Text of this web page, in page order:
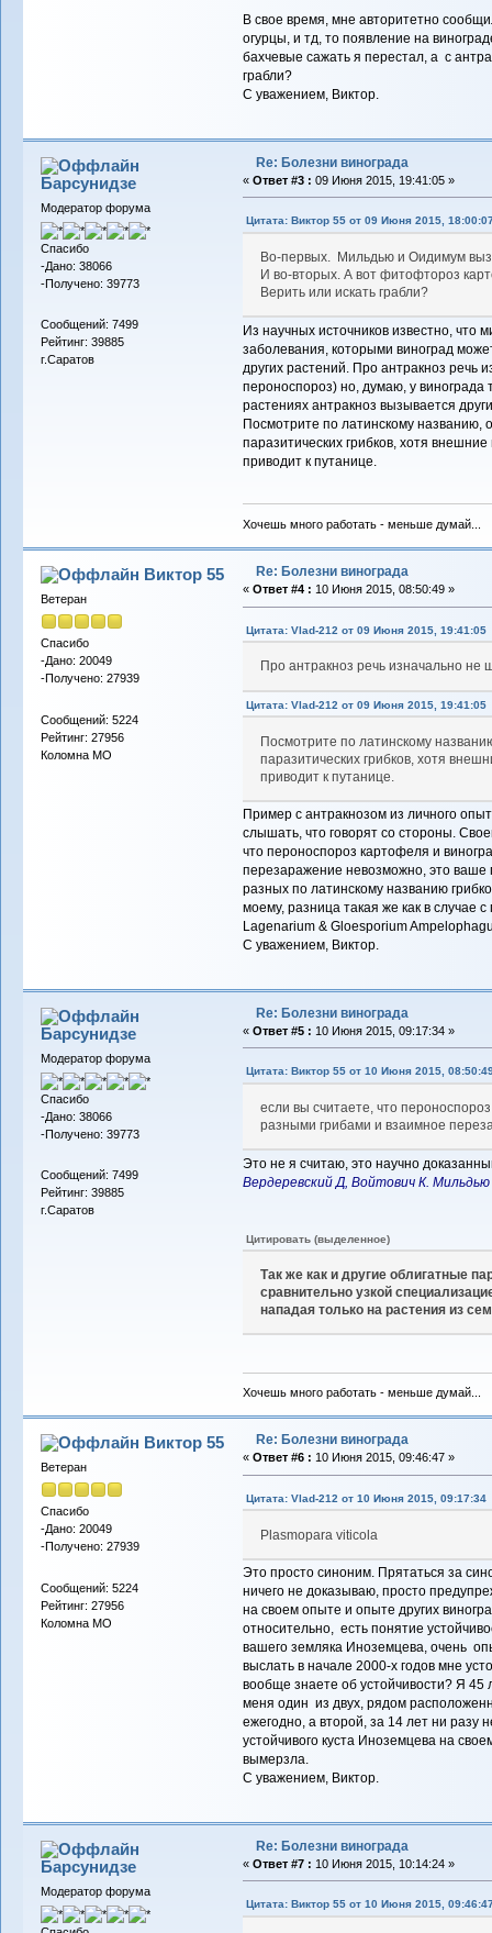
В свое время, мне авторитетно
огурцы, и тд, то появление на
бахчевые сажать я перестал, а с
грабли?
С уважением, Виктор.
Барсунидзе
Модератор форума
Спасибо
-Дано: 38066
-Получено: 39773
Сообщений: 7499
Рейтинг: 39885
г.Саратов
Re: Болезни винограда
« Ответ #3 : 09 Июня 2015, 19:41:05 »
Цитата: Виктор 55 от 09 Июня 2015,
Во-первых. Мильдью и Оидимум
И во-вторых. А вот фитофтороз
Верить или искать грабли?
Из научных источников известно, что
заболевания, которыми виноград
других растений. Про антракноз речь
пероноспороз) но, думаю, у
растениях антракноз вызывается
Посмотрите по латинскому названию,
паразитических грибков, хотя
приводит к путанице.
Хочешь много работать - меньше думай...
Виктор 55
Ветеран
Спасибо
-Дано: 20049
-Получено: 27939
Сообщений: 5224
Рейтинг: 27956
Коломна МО
Re: Болезни винограда
« Ответ #4 : 10 Июня 2015, 08:50:49 »
Цитата: Vlad-212 от 09 Июня 2015, 19:41:05
Про антракноз речь изначально
Цитата: Vlad-212 от 09 Июня 2015, 19:41:05
Посмотрите по латинскому
паразитических грибков, хотя
приводит к путанице.
Пример с антракнозом из личного
слышать, что говорят со стороны.
что пероноспороз картофеля и
перезаражение невозможно, это
разных по латинскому названию
моему, разница такая же как в случае
Lagenarium & Gloesporium
С уважением, Виктор.
Барсунидзе
Модератор форума
Спасибо
-Дано: 38066
-Получено: 39773
Сообщений: 7499
Рейтинг: 39885
г.Саратов
Re: Болезни винограда
« Ответ #5 : 10 Июня 2015, 09:17:34 »
Цитата: Виктор 55 от 10 Июня 2015,
если вы считаете, что
разными грибами и взаимное
Это не я считаю, это научно
Вердеревский Д, Войтович К.
Цитировать (выделенное)
Так же как и другие облигатные
сравнительно узкой
нападая только на растения из
Хочешь много работать - меньше думай...
Виктор 55
Ветеран
Спасибо
-Дано: 20049
-Получено: 27939
Сообщений: 5224
Рейтинг: 27956
Коломна МО
Re: Болезни винограда
« Ответ #6 : 10 Июня 2015, 09:46:47 »
Цитата: Vlad-212 от 10 Июня 2015, 09:17:34
Plasmopara viticola
Это просто синоним. Прятаться за
ничего не доказываю, просто
на своем опыте и опыте других
относительно, есть понятие
вашего земляка Иноземцева, очень
выслать в начале 2000-х годов мне
вообще знаете об устойчивости? Я
меня один из двух, рядом
ежегодно, а второй, за 14 лет ни разу
устойчивого куста Иноземцева на
вымерзла.
С уважением, Виктор.
Барсунидзе
Модератор форума
Re: Болезни винограда
« Ответ #7 : 10 Июня 2015, 10:14:24 »
Цитата: Виктор 55 от 10 Июня 2015,